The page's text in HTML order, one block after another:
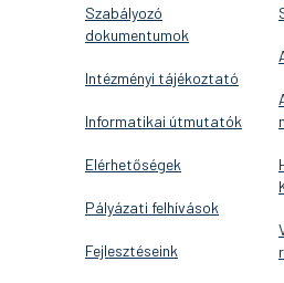
Szabályozó
dokumentumok
Intézményi tájékoztató
Informatikai útmutatók
Elérhetőségek
Pályázati felhívások
Fejlesztéseink